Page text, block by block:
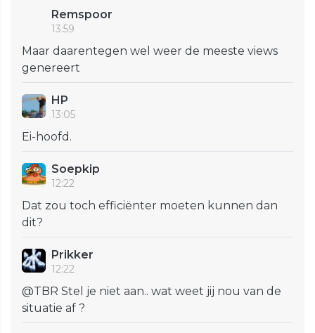
Remspoor
13:59
Maar daarentegen wel weer de meeste views
genereert
HP
13:05
Ei-hoofd.
Soepkip
12:22
Dat zou toch efficiënter moeten kunnen dan
dit?
Prikker
12:22
@TBR Stel je niet aan.. wat weet jij nou van de
situatie af ?